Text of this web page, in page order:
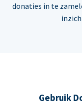
donaties in te
Gebruik